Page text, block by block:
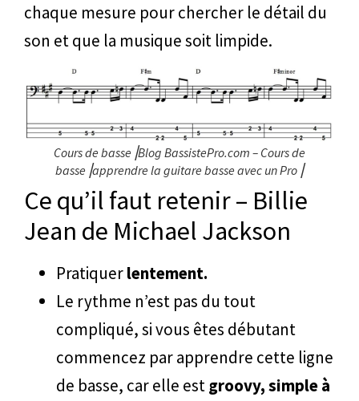
chaque mesure pour chercher le détail du
son et que la musique soit limpide.
Cours de basse⎥Blog BassistePro.com – Cours de
basse⎥apprendre la guitare basse avec un Pro⎥
Ce qu’il faut retenir – Billie
Jean de Michael Jackson
Pratiquerlentement.
Le rythme n’est pas du tout
compliqué, si vous êtes débutant
commencez par apprendre cette ligne
de basse, car elle estgroovy, simple à